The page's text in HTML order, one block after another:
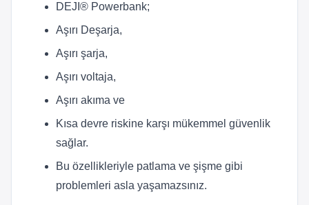
DEJI® Powerbank;
Aşırı Deşarja,
Aşırı şarja,
Aşırı voltaja,
Aşırı akıma ve
Kısa devre riskine karşı mükemmel güvenlik
sağlar.
Bu özellikleriyle patlama ve şişme gibi
problemleri asla yaşamazsınız.